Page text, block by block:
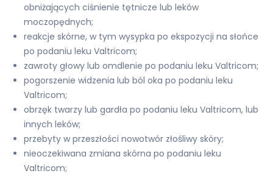
obniżających ciśnienie tętnicze lub leków
moczopędnych;
reakcje skórne, w tym wysypka po ekspozycji na słońce
po podaniu leku Valtricom;
zawroty głowy lub omdlenie po podaniu leku Valtricom;
pogorszenie widzenia lub ból oka po podaniu leku
Valtricom;
obrzęk twarzy lub gardła po podaniu leku Valtricom, lub
innych leków;
przebyty w przeszłości nowotwór złośliwy skóry;
nieoczekiwana zmiana skórna po podaniu leku
Valtricom;